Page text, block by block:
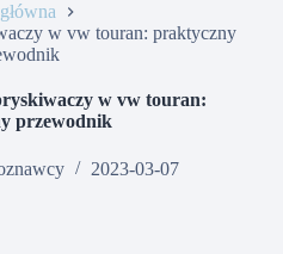
w vw touran: praktyczny
w vw touran:
przewodnik
2023-03-07